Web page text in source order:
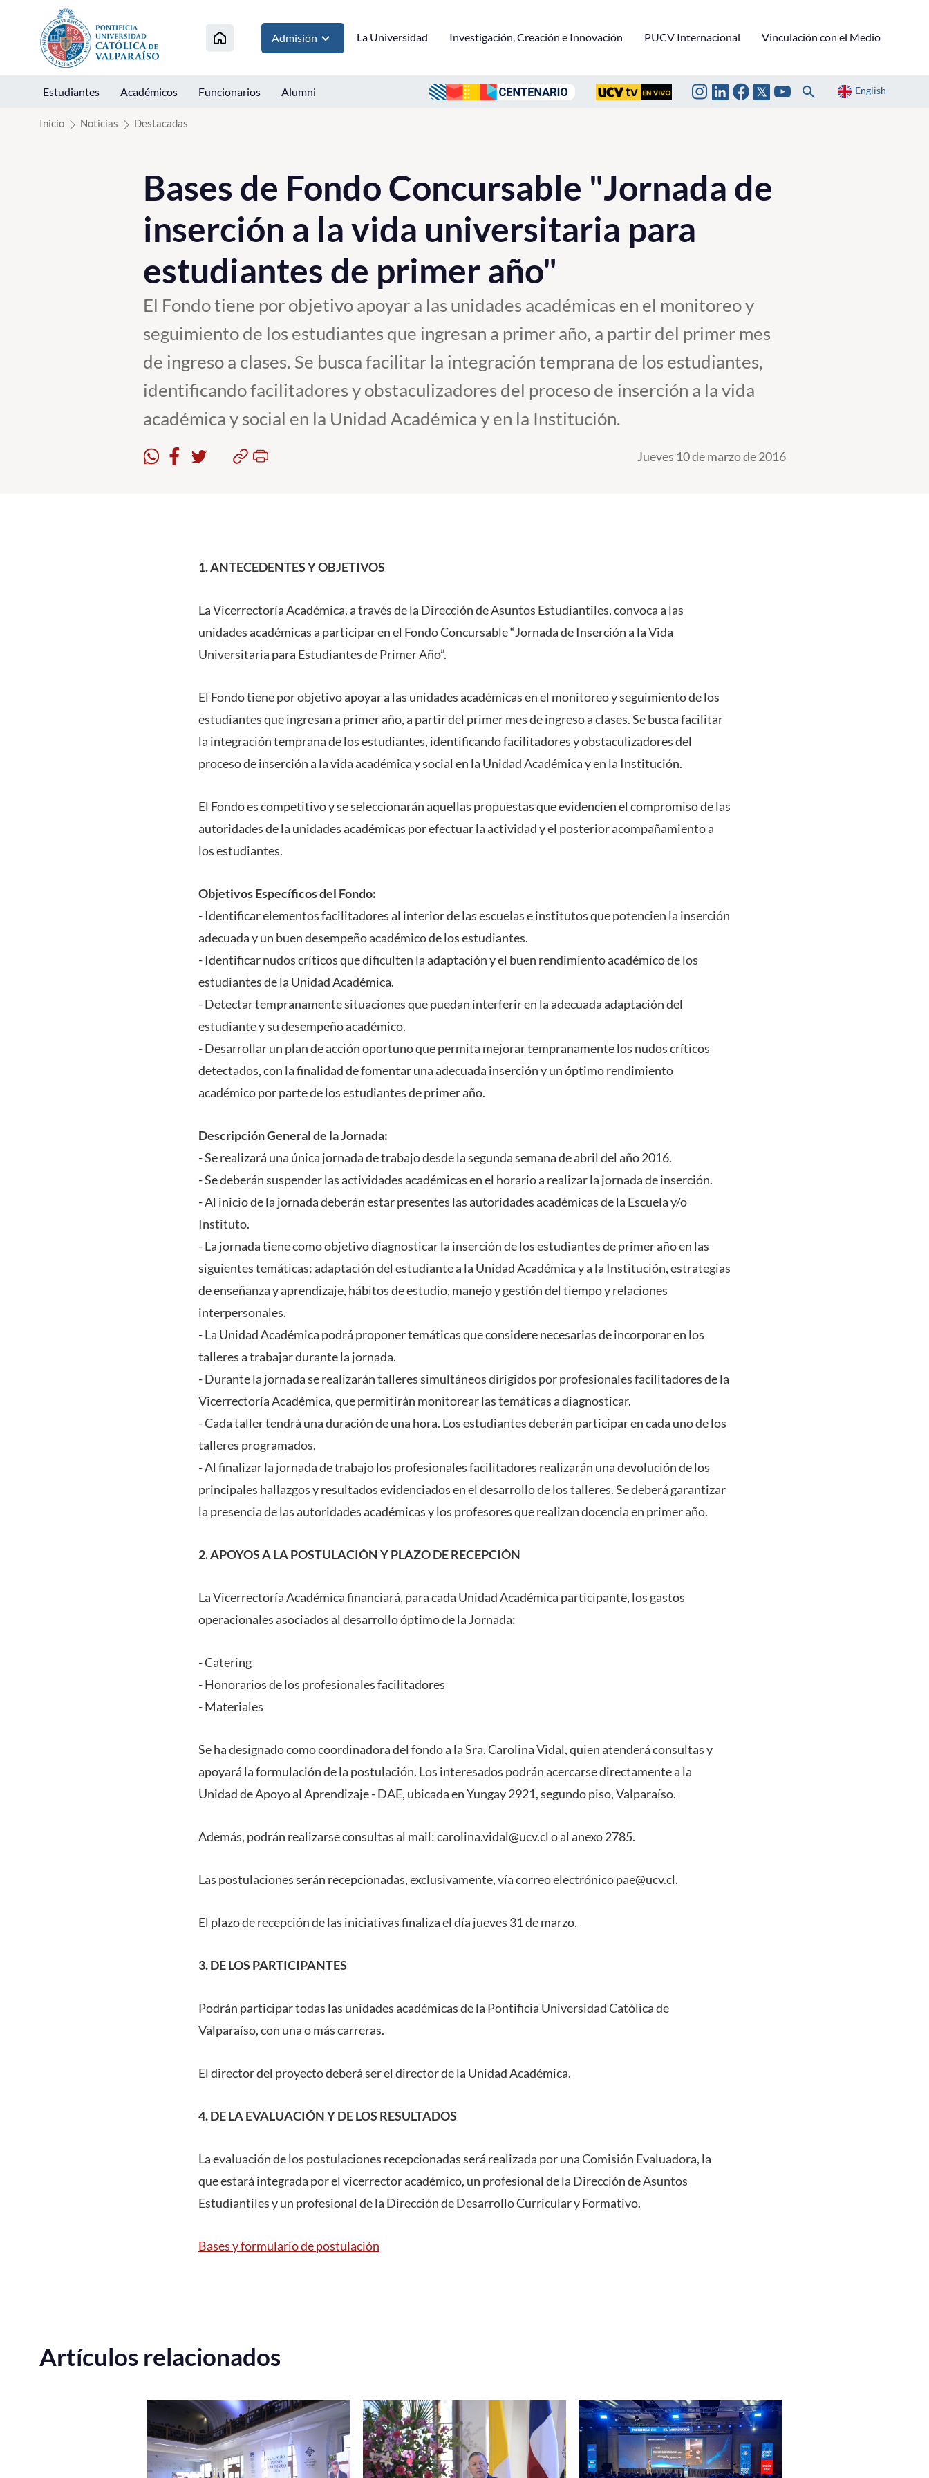
Click acá para ir directamente al contenido
Admisión La Universidad Investigación, Creación e Innovación PUCV Internacional Vinculación con el Medio
Estudiantes Académicos Funcionarios Alumni English
Inicio Noticias Destacadas
Bases de Fondo Concursable "Jornada de
inserción a la vida universitaria para
estudiantes de primer año"
El Fondo tiene por objetivo apoyar a las unidades académicas en el monitoreo y
seguimiento de los estudiantes que ingresan a primer año, a partir del primer mes
de ingreso a clases. Se busca facilitar la integración temprana de los estudiantes,
identificando facilitadores y obstaculizadores del proceso de inserción a la vida
académica y social en la Unidad Académica y en la Institución.
Jueves 10 de marzo de 2016
1. ANTECEDENTES Y OBJETIVOS
La Vicerrectoría Académica, a través de la Dirección de Asuntos Estudiantiles, convoca a las
unidades académicas a participar en el Fondo Concursable “Jornada de Inserción a la Vida
Universitaria para Estudiantes de Primer Año”.
El Fondo tiene por objetivo apoyar a las unidades académicas en el monitoreo y seguimiento de los
estudiantes que ingresan a primer año, a partir del primer mes de ingreso a clases. Se busca facilitar
la integración temprana de los estudiantes, identificando facilitadores y obstaculizadores del
proceso de inserción a la vida académica y social en la Unidad Académica y en la Institución.
El Fondo es competitivo y se seleccionarán aquellas propuestas que evidencien el compromiso de las
autoridades de la unidades académicas por efectuar la actividad y el posterior acompañamiento a
los estudiantes.
Objetivos Específicos del Fondo:
- Identificar elementos facilitadores al interior de las escuelas e institutos que potencien la inserción
adecuada y un buen desempeño académico de los estudiantes.
- Identificar nudos críticos que dificulten la adaptación y el buen rendimiento académico de los
estudiantes de la Unidad Académica.
- Detectar tempranamente situaciones que puedan interferir en la adecuada adaptación del
estudiante y su desempeño académico.
- Desarrollar un plan de acción oportuno que permita mejorar tempranamente los nudos críticos
detectados, con la finalidad de fomentar una adecuada inserción y un óptimo rendimiento
académico por parte de los estudiantes de primer año.
Descripción General de la Jornada:
- Se realizará una única jornada de trabajo desde la segunda semana de abril del año 2016.
- Se deberán suspender las actividades académicas en el horario a realizar la jornada de inserción.
- Al inicio de la jornada deberán estar presentes las autoridades académicas de la Escuela y/o
Instituto.
- La jornada tiene como objetivo diagnosticar la inserción de los estudiantes de primer año en las
siguientes temáticas: adaptación del estudiante a la Unidad Académica y a la Institución, estrategias
de enseñanza y aprendizaje, hábitos de estudio, manejo y gestión del tiempo y relaciones
interpersonales.
- La Unidad Académica podrá proponer temáticas que considere necesarias de incorporar en los
talleres a trabajar durante la jornada.
- Durante la jornada se realizarán talleres simultáneos dirigidos por profesionales facilitadores de la
Vicerrectoría Académica, que permitirán monitorear las temáticas a diagnosticar.
- Cada taller tendrá una duración de una hora. Los estudiantes deberán participar en cada uno de los
talleres programados.
- Al finalizar la jornada de trabajo los profesionales facilitadores realizarán una devolución de los
principales hallazgos y resultados evidenciados en el desarrollo de los talleres. Se deberá garantizar
la presencia de las autoridades académicas y los profesores que realizan docencia en primer año.
2. APOYOS A LA POSTULACIÓN Y PLAZO DE RECEPCIÓN
La Vicerrectoría Académica financiará, para cada Unidad Académica participante, los gastos
operacionales asociados al desarrollo óptimo de la Jornada:
- Catering
- Honorarios de los profesionales facilitadores
- Materiales
Se ha designado como coordinadora del fondo a la Sra. Carolina Vidal, quien atenderá consultas y
apoyará la formulación de la postulación. Los interesados podrán acercarse directamente a la
Unidad de Apoyo al Aprendizaje - DAE, ubicada en Yungay 2921, segundo piso, Valparaíso.
Además, podrán realizarse consultas al mail: carolina.vidal@ucv.cl o al anexo 2785.
Las postulaciones serán recepcionadas, exclusivamente, vía correo electrónico pae@ucv.cl.
El plazo de recepción de las iniciativas finaliza el día jueves 31 de marzo.
3. DE LOS PARTICIPANTES
Podrán participar todas las unidades académicas de la Pontificia Universidad Católica de
Valparaíso, con una o más carreras.
El director del proyecto deberá ser el director de la Unidad Académica.
4. DE LA EVALUACIÓN Y DE LOS RESULTADOS
La evaluación de los postulaciones recepcionadas será realizada por una Comisión Evaluadora, la
que estará integrada por el vicerrector académico, un profesional de la Dirección de Asuntos
Estudiantiles y un profesional de la Dirección de Desarrollo Curricular y Formativo.
Bases y formulario de postulación
Artículos relacionados